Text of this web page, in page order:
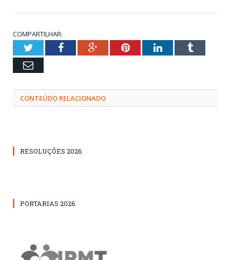
COMPARTILHAR:
TwitterFacebookGoogle+PinterestLinkedInTumblr
Email
CONTEÚDO RELACIONADO
RESOLUÇÕES 2026
PORTARIAS 2026